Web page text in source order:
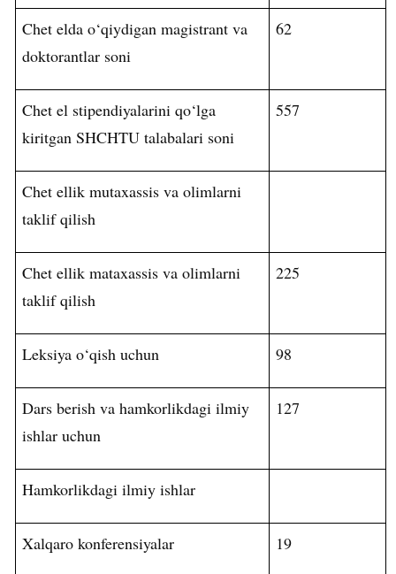
Chet elda o‘qiydigan magistrant va
doktorantlar soni
62
Chet el stipendiyalarini qo‘lga
kiritgan SHCHTU talabalari soni
557
Chet ellik mutaxassis va olimlarni
taklif qilish
Chet ellik mataxassis va olimlarni
taklif qilish
225
Leksiya o‘qish uchun 98
Dars berish va hamkorlikdagi ilmiy
ishlar uchun
127
Hamkorlikdagi ilmiy ishlar
Xalqaro konferensiyalar 19